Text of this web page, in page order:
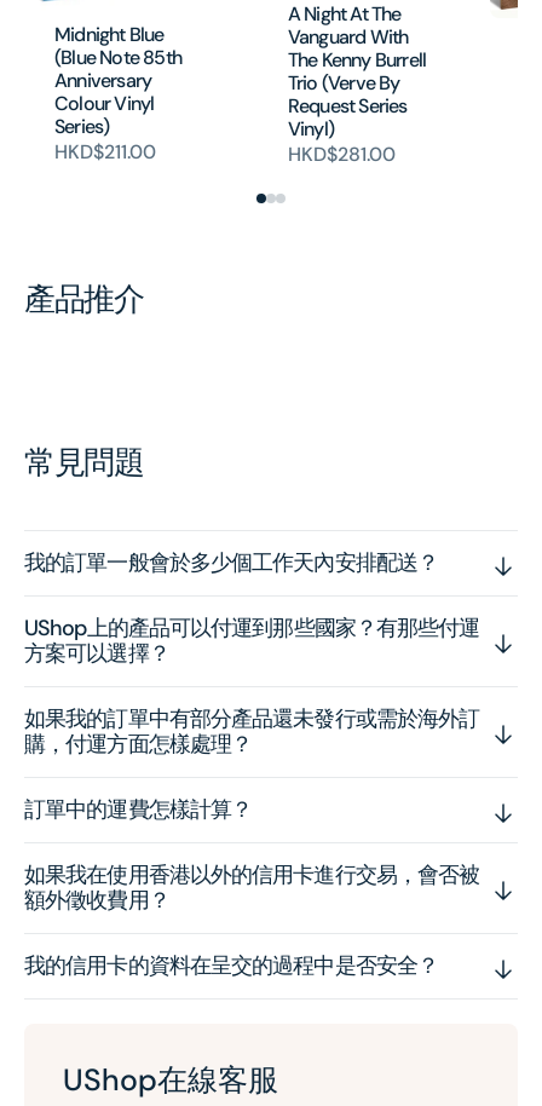
Midnight Blue
(Blue Note 85th
Anniversary
Colour Vinyl
Series)
HKD$211.00
A Night At The
Vanguard With
The Kenny Burrell
Trio (Verve By
Request Series
Vinyl)
HKD$281.00
產品推介
常見問題
我的訂單一般會於多少個工作天內安排配送？
UShop上的產品可以付運到那些國家？有那些付運
方案可以選擇？
如果我的訂單中有部分產品還未發行或需於海外訂
購，付運方面怎樣處理？
訂單中的運費怎樣計算？
如果我在使用香港以外的信用卡進行交易，會否被
額外徵收費用？
我的信用卡的資料在呈交的過程中是否安全？
UShop在線客服